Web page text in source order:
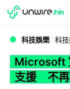
WWDC 2026
科技娛樂 科
Microsoft
支援 不再